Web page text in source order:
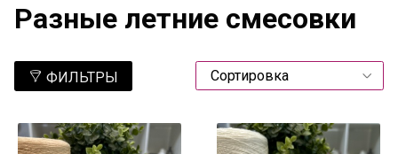
Разные летние смесовки
ФИЛЬТРЫ